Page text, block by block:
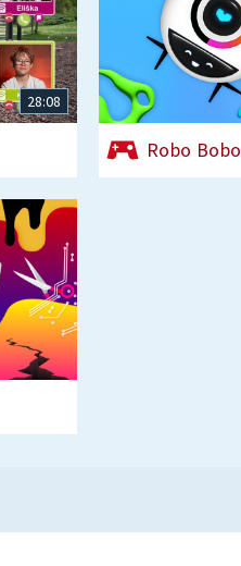
28:08
Robo Bobo